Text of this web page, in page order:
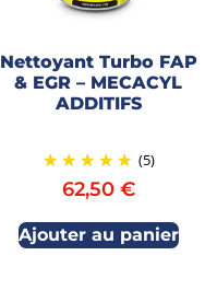
Nettoyant Turbo FAP
& EGR – MECACYL
ADDITIFS
(5)
62,50 €
Ajouter au panier